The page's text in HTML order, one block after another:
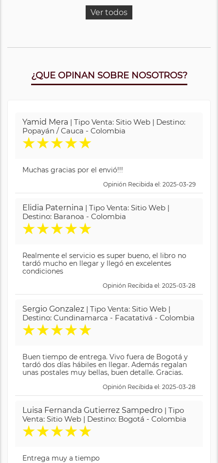
Ver todos
¿QUE OPINAN SOBRE NOSOTROS?
Yamid Mera | Tipo Venta: Sitio Web | Destino:
Popayán / Cauca - Colombia
★★★★★
Muchas gracias por el envió!!!
Opinión Recibida el: 2025-03-29
Elidia Paternina | Tipo Venta: Sitio Web |
Destino: Baranoa - Colombia
★★★★★
Realmente el servicio es super bueno, el libro no
tardó mucho en llegar y llegó en excelentes
condiciones
Opinión Recibida el: 2025-03-28
Sergio Gonzalez | Tipo Venta: Sitio Web |
Destino: Cundinamarca - Facatativá - Colombia
★★★★★
Buen tiempo de entrega. Vivo fuera de Bogotá y
tardó dos días hábiles en llegar. Además regalan
unas postales muy bellas, buen detalle. Gracias.
Opinión Recibida el: 2025-03-28
Luisa Fernanda Gutierrez Sampedro | Tipo
Venta: Sitio Web | Destino: Bogotá - Colombia
★★★★★
Entrega muy a tiempo